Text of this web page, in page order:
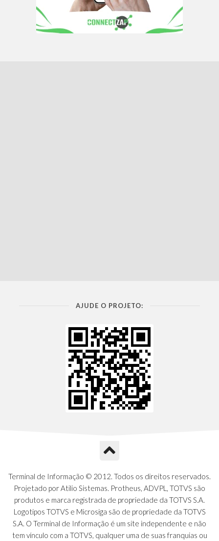
AJUDE O PROJETO:
Terminal de Informação © 2012. Todos os direitos reservados.
Projetado por Atilio Sistemas. Protheus, ADVPL, TOTVS são
produtos e marca registrada de propriedade da TOTVS S.A.
Logotipos TOTVS e Microsiga são de propriedade da TOTVS
S.A. O Terminal de Informação é um site independente e não
tem vínculo com a TOTVS, qualquer uma de suas franquias ou